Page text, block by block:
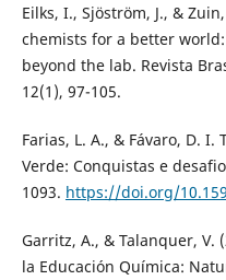
Eilks, I., Sjöström, J., &
chemists for a better
beyond the lab. Revista
12(1), 97-105.
Farias, L. A., & Fávaro, D.
Verde: Conquistas e
1093. https://doi.org/
Garritz, A., & Talanquer, V.
la Educación Química: